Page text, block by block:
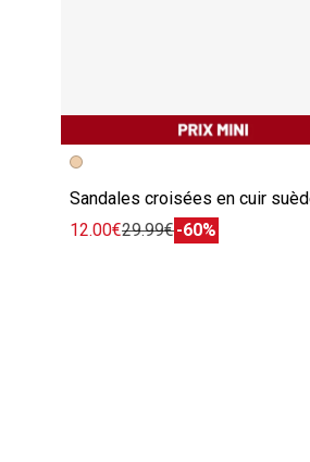
Sandales croisées en cuir
12.00€29.99€-60%